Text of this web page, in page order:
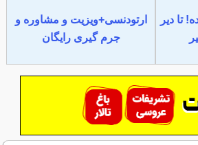
تا دیر
ارتودنسی+ویزیت و مشاوره و
جرم گیری رایگان